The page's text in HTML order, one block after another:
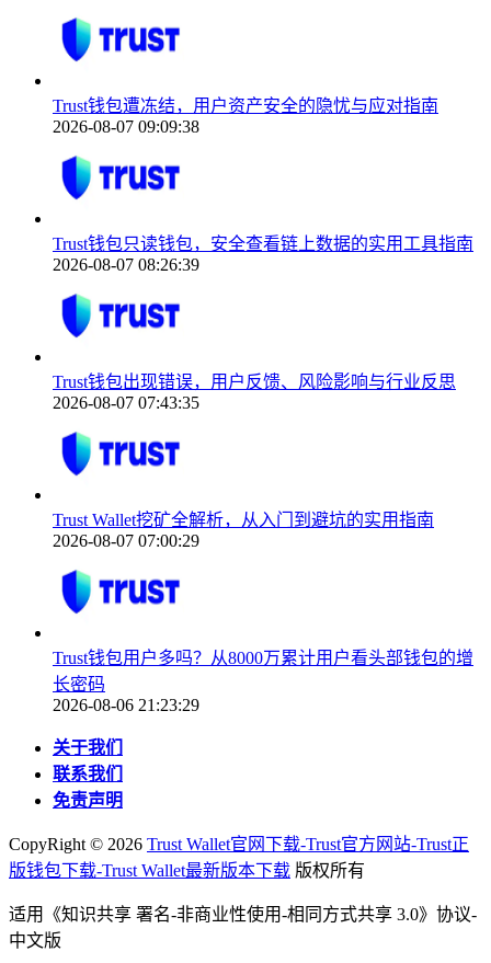
Trust钱包遭冻结，用户资产安全的隐忧与应对指南
2026-08-07 09:09:38
Trust钱包只读钱包，安全查看链上数据的实用工具指南
2026-08-07 08:26:39
Trust钱包出现错误，用户反馈、风险影响与行业反思
2026-08-07 07:43:35
Trust Wallet挖矿全解析，从入门到避坑的实用指南
2026-08-07 07:00:29
Trust钱包用户多吗？从8000万累计用户看头部钱包的增
长密码
2026-08-06 21:23:29
关于我们
联系我们
免责声明
CopyRight © 2026 Trust Wallet官网下载-Trust官方网站-Trust正
版钱包下载-Trust Wallet最新版本下载 版权所有
适用《知识共享 署名-非商业性使用-相同方式共享 3.0》协议-
中文版